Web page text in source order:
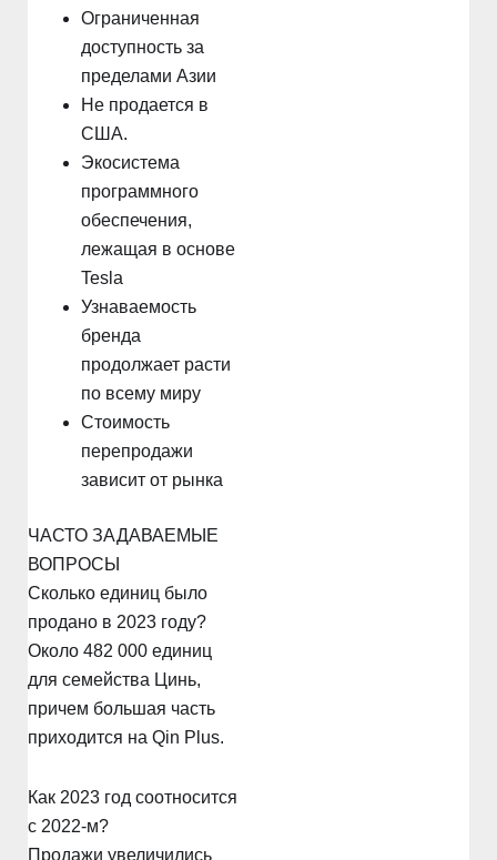
Ограниченная
доступность за
пределами Азии
Не продается в
США.
Экосистема
программного
обеспечения,
лежащая в основе
Tesla
Узнаваемость
бренда
продолжает расти
по всему миру
Стоимость
перепродажи
зависит от рынка
ЧАСТО ЗАДАВАЕМЫЕ
ВОПРОСЫ
Сколько единиц было
продано в 2023 году?
Около 482 000 единиц
для семейства Цинь,
причем большая часть
приходится на Qin Plus.
Как 2023 год соотносится
с 2022-м?
Продажи увеличились